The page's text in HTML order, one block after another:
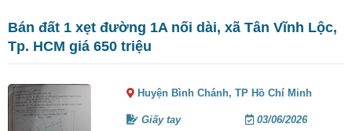
Bán đất 1 xẹt đường 1A nối dài, xã Tân Vĩnh Lộc,
Tp. HCM giá 650 triệu
Huyện Bình Chánh,TP Hồ Chí Minh
Giấy tay 03/06/2026